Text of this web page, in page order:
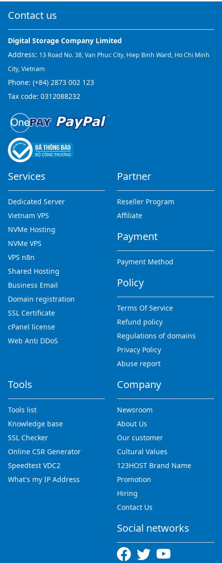
Contact us
Digital Storage Company Limited
Address: 13 Road No. 38, Van Phuc City, Hiep Binh Ward, Ho Chi Minh
City, Vietnam
Phone: (+84) 2873 002 123
Tax code: 0312088232
Services
Dedicated Server
Vietnam VPS
NVMe Hosting
NVMe VPS
VPS n8n
Shared Hosting
Business Email
Domain registration
SSL Certificate
cPanel license
Web Anti DDoS
Partner
Reseller Program
Affiliate
Payment
Payment Method
Policy
Terms Of Service
Refund policy
Regulations of domains
Privacy Policy
Abuse report
Tools
Tools list
Knowledge base
SSL Checker
Online CSR Generator
Speedtest VDC2
What's my IP Address
Company
Newsroom
About Us
Our customer
Cultural Values
123HOST Brand Name
Promotion
Hiring
Contact Us
Social networks